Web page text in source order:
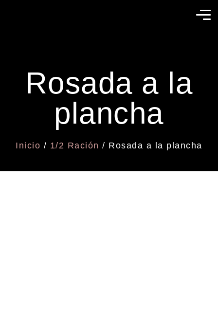
Rosada a la
plancha
Inicio / 1/2 Ración / Rosada a la plancha